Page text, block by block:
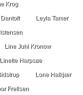
Krog
Leyla Tamer
Line Juhl Kronow
Linette Harpsøe
Lone Halkjær
Frellsen